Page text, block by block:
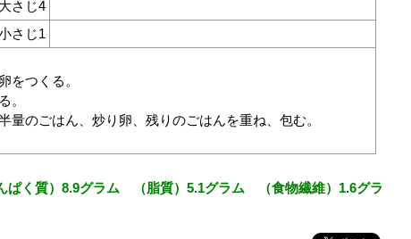
大さじ4
さじ1
をつくる。
。
のごはん、炒り卵、残りのごはんを重ね、包む。
く質）8.9グラム （脂質）5.1グラム （食物繊維）1.6グラ